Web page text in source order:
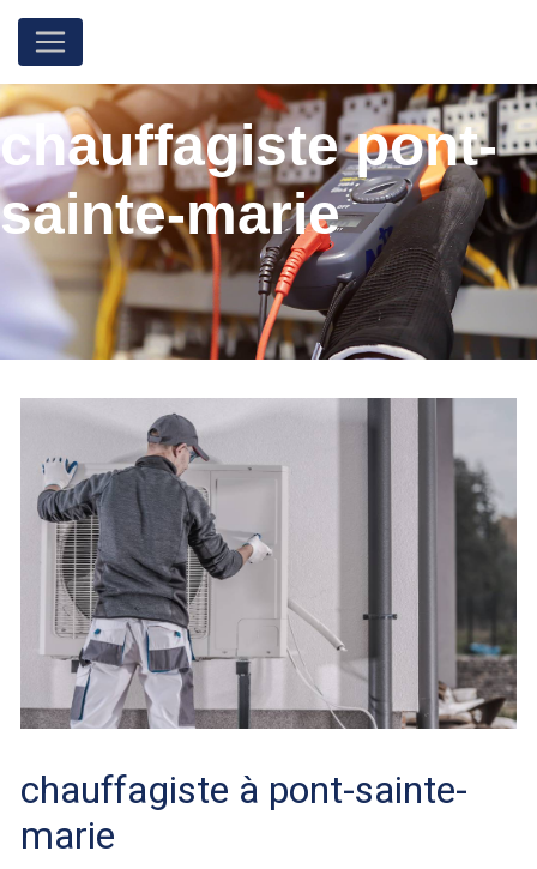
chauffagiste pont-
sainte-marie
chauffagiste à pont-sainte-
marie
Panneau de gestion des cookies